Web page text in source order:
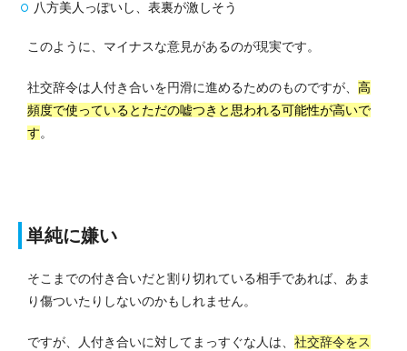
八方美人っぽいし、表裏が激しそう
このように、マイナスな意見があるのが現実です。
社交辞令は人付き合いを円滑に進めるためのものですが、 高
頻度で使っているとただの嘘つきと思われる可能性が高いで
す。
単純に嫌い
そこまでの付き合いだと割り切れている相手であれば、あま
り傷ついたりしないのかもしれません。
ですが、人付き合いに対してまっすぐな人は、 社交辞令をス